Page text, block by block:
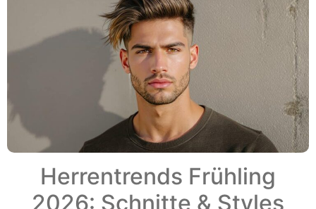
Herrentrends Frühling
2026: Schnitte & Styles